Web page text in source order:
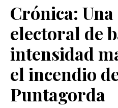
Crónica:
electoral de
intensidad
el incendio
Puntagorda